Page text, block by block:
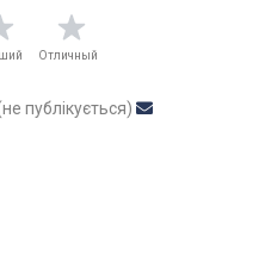
Отличный
публікується)